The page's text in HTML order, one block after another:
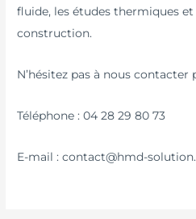
fluide, les études thermiques et
construction.
N’hésitez pas à nous
Téléphone : 04 28 29 80 73
E-mail : contact@hmd-